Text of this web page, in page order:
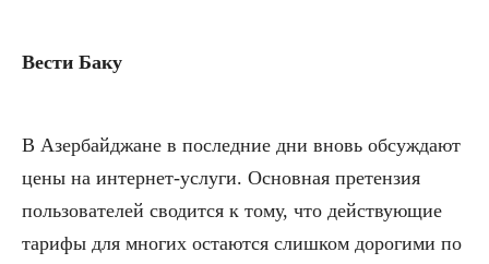
Вести Баку
В Азербайджане в последние дни вновь обсуждают
цены на интернет-услуги. Основная претензия
пользователей сводится к тому, что действующие
тарифы для многих остаются слишком дорогими по